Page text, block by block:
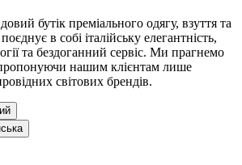
бутік преміального одягу, взуття та
в собі італійську елегантність,
та бездоганний сервіс. Ми прагнемо
пропонуючи нашим клієнтам лише
світових брендів.